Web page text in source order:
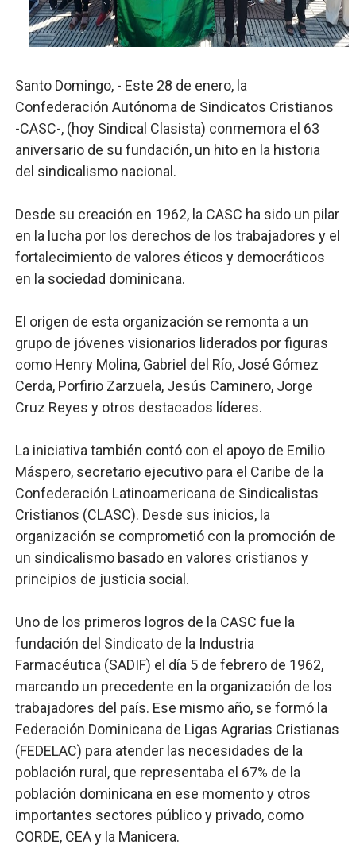
Josefa Castillo: Liderazgo y Transformación Social al
Operativo Interinstitucional “Compromiso Ambiental
Trabajadores de la prensa y Obispado de la Provincia
Ministerio de Cultura anuncia ganadores de Premios
Santo Domingo, - Este 28 de enero, la
Confederación Autónoma de Sindicatos Cristianos
-CASC-, (hoy Sindical Clasista) conmemora el 63
aniversario de su fundación, un hito en la historia
del sindicalismo nacional.
Desde su creación en 1962, la CASC ha sido un pilar
en la lucha por los derechos de los trabajadores y el
fortalecimiento de valores éticos y democráticos
en la sociedad dominicana.
El origen de esta organización se remonta a un
grupo de jóvenes visionarios liderados por figuras
como Henry Molina, Gabriel del Río, José Gómez
Cerda, Porfirio Zarzuela, Jesús Caminero, Jorge
Cruz Reyes y otros destacados líderes.
La iniciativa también contó con el apoyo de Emilio
Máspero, secretario ejecutivo para el Caribe de la
Confederación Latinoamericana de Sindicalistas
Cristianos (CLASC). Desde sus inicios, la
organización se comprometió con la promoción de
un sindicalismo basado en valores cristianos y
principios de justicia social.
Uno de los primeros logros de la CASC fue la
fundación del Sindicato de la Industria
Farmacéutica (SADIF) el día 5 de febrero de 1962,
marcando un precedente en la organización de los
trabajadores del país. Ese mismo año, se formó la
Federación Dominicana de Ligas Agrarias Cristianas
(FEDELAC) para atender las necesidades de la
población rural, que representaba el 67% de la
población dominicana en ese momento y otros
importantes sectores público y privado, como
CORDE, CEA y la Manicera.